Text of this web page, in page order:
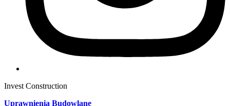
Invest Construction
Uprawnienia Budowlane